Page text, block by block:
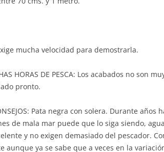
mucha velocidad para demostrarla.
HORAS DE PESCA: Los acabados no son
pronto.
Pata negra con solera. Durante años
de mala mar puede que lo siga siendo,
y no exigen demasiado del pescador.
ya se sabe que a veces en la